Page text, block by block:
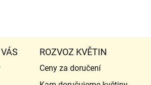
ROZVOZ KVĚTIN
Ceny za doručení